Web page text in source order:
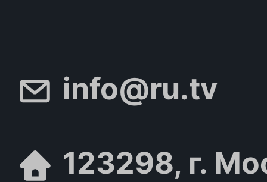
info@ru.tv
123298, г.